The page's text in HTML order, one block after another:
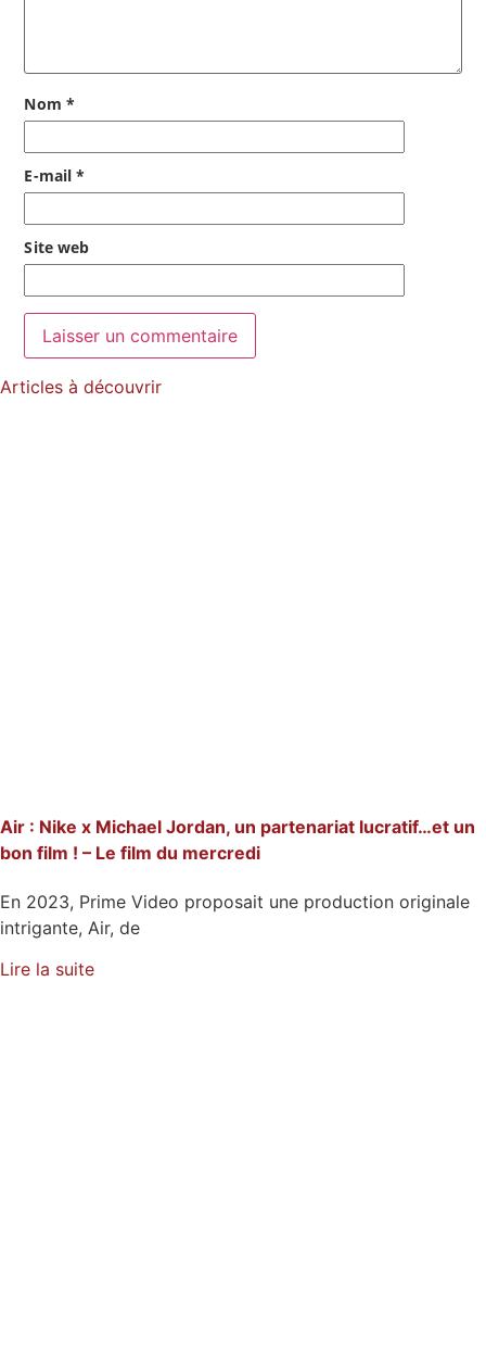
Nom *
E-mail*
Site web
Articles à découvrir
Air : Nike x Michael Jordan, un partenariat lucratif…et un
bon film ! – Le film du mercredi
En 2023, Prime Video proposait une production originale
intrigante, Air, de
Lire la suite